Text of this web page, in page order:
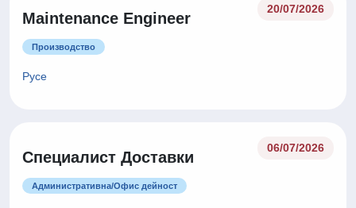
Maintenance Engineer
20/07/2026
Производство
Русе
Специалист Доставки
06/07/2026
Административна/Oфис дейност